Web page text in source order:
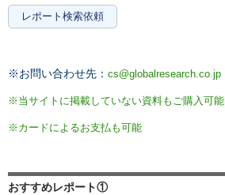
レポート検索依頼
※お問い合わせ先： cs@globalresearch.co.jp
※当サイトに掲載していない資料もご購入可能
※カードによるお支払も可能
おすすめレポート①